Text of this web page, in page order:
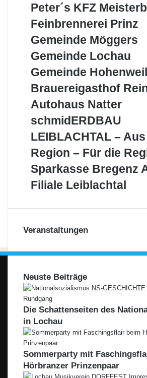
Peter
KFZ
Meisterbetrieb
Peter´s KFZ
Feinbrennerei
Feinbrennerei Prinz
Gemeinde
Gemeinde Möggers
Gemeinde
Gemeinde Lochau
Gemeinde
Gemeinde
Brauereigasthof
Brauereigasthof
Autohaus
Autohaus Natter
schmidERDBAU
–
Aus
Region
–
Für
schmidERDBAU
LEIBLACHTAL –
Region – Für die
Sparkasse
Bregenz
AG
Filiale
Sparkasse Bregenz
Filiale Leiblachtal
Veranstaltungen
Neuste Beiträge
Die Schattenseiten des
in Lochau
Sommerparty mit
Hörbranzer Prinzenpaar